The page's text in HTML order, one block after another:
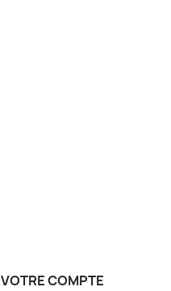
VOTRE COMPTE